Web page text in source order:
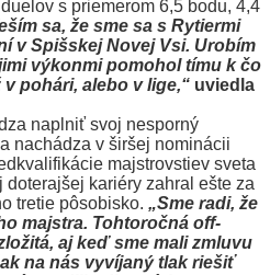
s priemerom 6,5 bodu, 4,4
sa, že sme sa s Rytiermi
v Spišskej Novej Vsi. Urobím
výkonmi pomohol tímu k čo
pohári, alebo v lige,“ uviedla
naplniť svoj nesporný
nachádza v širšej nominácii
majstrovstiev sveta
kariéry zahral ešte za
tretie pôsobisko. „Sme radi, že
majstra. Tohtoročná off-
aj keď sme mali zmluvu
na nás vyvíjaný tlak riešiť